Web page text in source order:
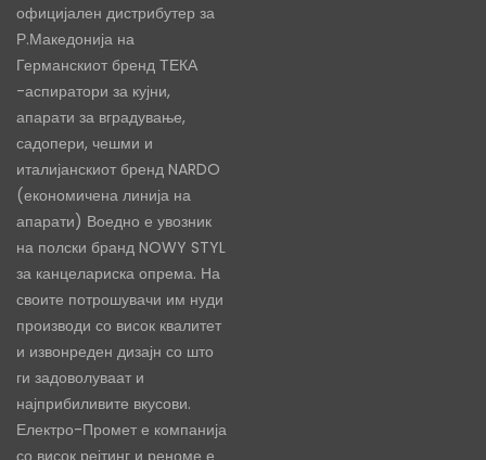
официјален дистрибутер за
Р.Македонија на
Германскиот бренд ТЕКА
-аспиратори за кујни,
апарати за вградување,
садопери, чешми и
италијанскиот бренд NARDO
(економичена линија на
апарати) Воедно е увозник
на полски бранд NOWY STYL
за канцелариска опрема. На
своите потрошувачи им нуди
производи со висок квалитет
и извонреден дизајн со што
ги задоволуваат и
најприбиливите вкусови.
Електро-Промет е компанија
со висок рејтинг и реноме е